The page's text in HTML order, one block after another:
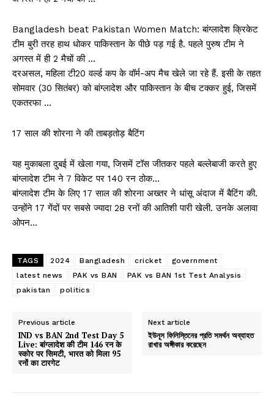
Bangladesh beat Pakistan Women Match: बांग्लादेश क्रिकेट
टीम बुरी तरह हाथ धोकर पाकिस्तान के पीछे पड़ गई है. पहले पुरुष टीम ने
अगस्त में ही 2 मैचों की …
दरअसल, महिला टी20 वर्ल्ड कप के वॉर्म-अप मैच खेले जा रहे हैं. इसी के तहत
सोमवार (30 सितंबर) को बांग्लादेश और पाकिस्तान के बीच टक्कर हुई, जिसमें
एकतरफा …
17 साल की शोरना ने की ताबड़तोड़ बैटिंग
यह मुकाबला दुबई में खेला गया, जिसमें टॉस जीतकर पहले बल्लेबाजी करते हुए
बांग्लादेश टीम ने 7 विकेट पर 140 रन ठोक…
बांग्लादेश टीम के लिए 17 साल की शोरना अख्तर ने धांसू अंदाज में बैटिंग की.
उन्होंने 17 गेंदों पर सबसे ज्यादा 28 रनों की आतिशी पारी खेली. उनके अलावा
ओपन…
TAGS 2024 Bangladesh cricket
government
latest news
PAK vs BAN
PAK vs BAN 1st Test Analysis
pakistan
politics
Previous article
IND vs BAN 2nd Test Day 5
Live: बांग्लादेश की टीम 146 रन के
स्कोर पर सिमटी, भारत को मिला 95
रनों का टारगेट
Next article
ইউনূস ফিলিস্তিনের প্রতি সমর্থন অব্যাহত
রাখার অঙ্গীকার করেছেন